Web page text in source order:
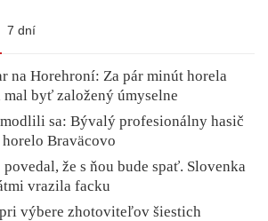
7 dní
na Horehroní: Za pár minút horela
mal byť založený úmyselne
sa: Bývalý profesionálny hasič
Braväcovo
že s ňou bude spať. Slovenka
vrazila facku
výbere zhotoviteľov šiestich